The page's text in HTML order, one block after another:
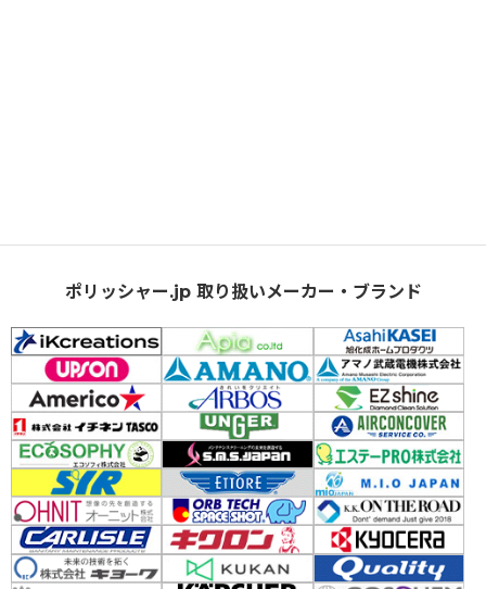
ポリッシャー.jp 取り扱いメーカー・ブランド